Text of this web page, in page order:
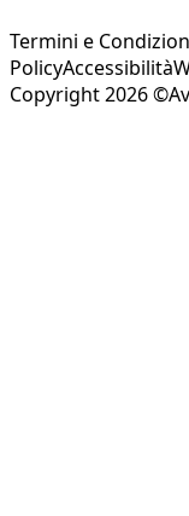
Termini e
PolicyAccessibilità
Copyright 2026